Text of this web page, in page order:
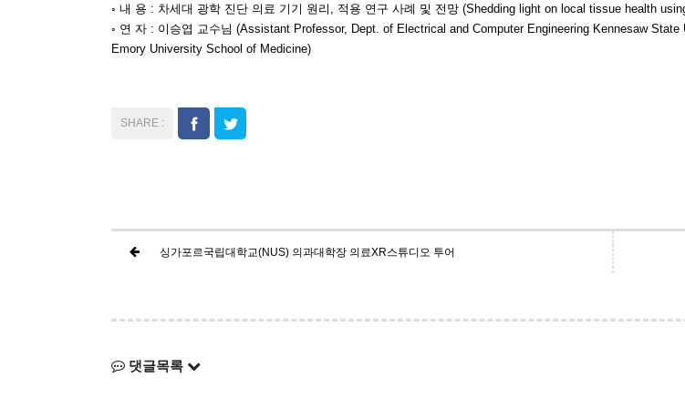
◦ 내 용 : 차세대 광학 진단 의료 기기 원리, 적용 연구 사례 및 전망 (Shedding light on local tissue health
◦ 연 자 : 이승엽 교수님 (Assistant Professor, Dept. of Electrical and Computer Engineering Kennesaw
Emory University School of Medicine)
싱가포르국립대학교(NUS) 의과대학장 의료XR스튜디오 투어
댓글목록